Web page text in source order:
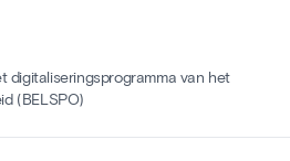
digitaliseringsprogramma van het
(BELSPO)